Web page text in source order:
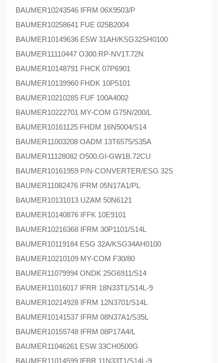
BAUMER10243546 IFRM 06X9503/P
BAUMER10258641 FUE 025B2004
BAUMER10149636 ESW 31AH/KSG32SH0100
BAUMER11110447 O300.RP-NV1T.72N
BAUMER10148791 FHCK 07P6901
BAUMER10139960 FHDK 10P5101
BAUMER10210285 FUF 100A4002
BAUMER10222701 MY-COM G75N/200/L
BAUMER10161125 FHDM 16N5004/S14
BAUMER11003208 OADM 13T6575/S35A
BAUMER11128082 O500.GI-GW1B.72CU
BAUMER10161959 P/N-CONVERTER/ESG 32S
BAUMER11082476 IFRM 05N17A1/PL
BAUMER10131013 UZAM 50N6121
BAUMER10140876 IFFK 10E9101
BAUMER10216368 IFRM 30P1101/S14L
BAUMER10119184 ESG 32A/KSG34AH0100
BAUMER10210109 MY-COM F30/80
BAUMER11079994 ONDK 25G6911/S14
BAUMER11016017 IFRR 18N33T1/S14L-9
BAUMER10214928 IFRM 12N3701/S14L
BAUMER10141537 IFRM 08N37A1/S35L
BAUMER10155748 IFRM 08P17A4/L
BAUMER11046261 ESW 33CH0500G
BAUMER11014599 IFBR 11N33T1/S14L-9